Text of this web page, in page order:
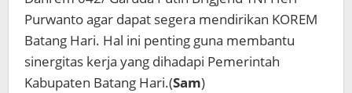
Purwanto agar dapat segera mendirikan KOREM
Batang Hari. Hal ini penting guna membantu
sinergitas kerja yang dihadapi Pemerintah
Kabupaten Batang Hari.(Sam)